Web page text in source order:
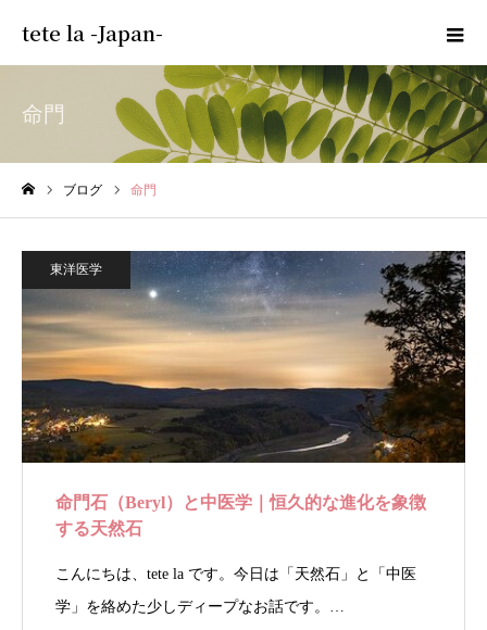
tete la -Japan-
命門
ブログ 命門
東洋医学
命門石（Beryl）と中医学｜恒久的な進化を象徴
する天然石
こんにちは、tete la です。今日は「天然石」と「中医
学」を絡めた少しディープなお話です。…